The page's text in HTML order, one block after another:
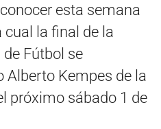
esta semana
cual la final de la
Fútbol se
Alberto Kempes de la
próximo sábado 1 de